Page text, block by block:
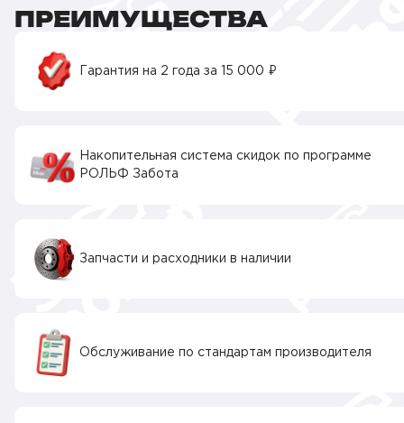
ПРЕИМУЩЕСТВА
Гарантия на 2 года за 15 000 ₽
Накопительная система скидок по программе
РОЛЬФ Забота
Запчасти и расходники в наличии
Обслуживание по стандартам производителя